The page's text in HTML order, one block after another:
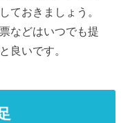
ておきましょう。
などはいつでも提
良いです。